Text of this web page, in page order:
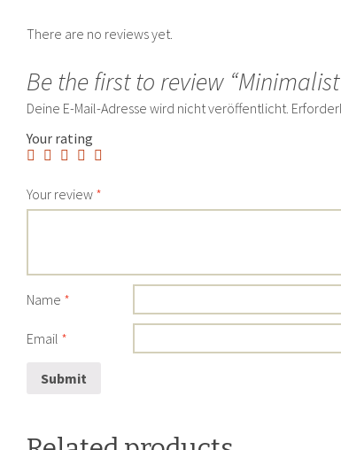
There are no reviews yet.
Be the first to review
Deine E-Mail-Adresse wird nicht veröffentlicht.
Your rating
Your review *
Name *
Email *